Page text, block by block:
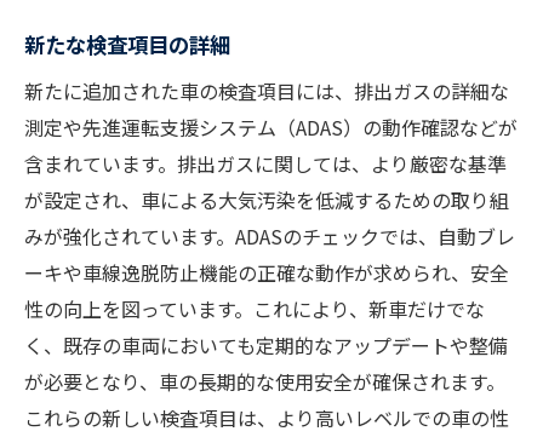
新たな検査項目の詳細
新たに追加された車の検査項目には、排出ガスの詳細な
測定や先進運転支援システム（ADAS）の動作確認などが
含まれています。排出ガスに関しては、より厳密な基準
が設定され、車による大気汚染を低減するための取り組
みが強化されています。ADASのチェックでは、自動ブレ
ーキや車線逸脱防止機能の正確な動作が求められ、安全
性の向上を図っています。これにより、新車だけでな
く、既存の車両においても定期的なアップデートや整備
が必要となり、車の長期的な使用安全が確保されます。
これらの新しい検査項目は、より高いレベルでの車の性